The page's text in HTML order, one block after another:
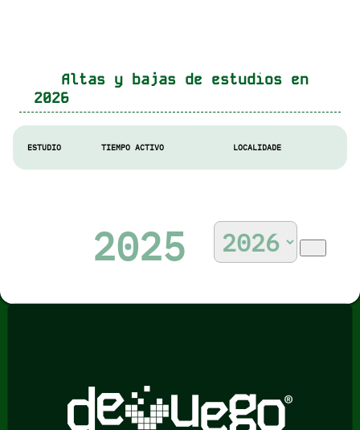
Altas y bajas de estudios en
2026
ESTUDIO TIEMPO ACTIVO LOCALIDADE
2025